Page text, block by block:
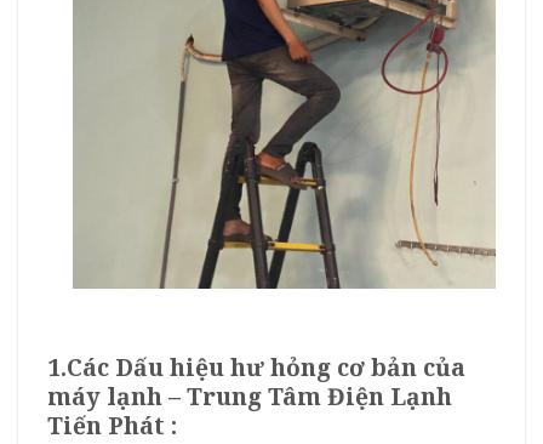
1.Các Dấu hiệu hư hỏng cơ bản của
máy lạnh – Trung Tâm Điện Lạnh
Tiến Phát :